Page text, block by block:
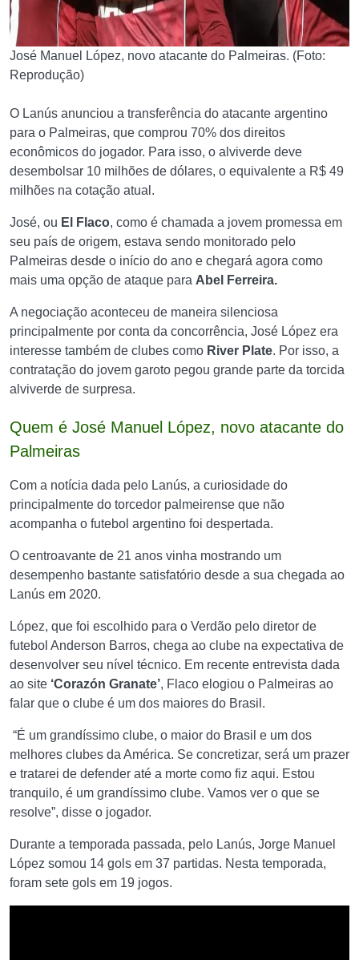
José Manuel López, novo atacante do Palmeiras. (Foto:
Reprodução)
O Lanús anunciou a transferência do atacante argentino
para o Palmeiras, que comprou 70% dos direitos
econômicos do jogador. Para isso, o alviverde deve
desembolsar 10 milhões de dólares, o equivalente a R$ 49
milhões na cotação atual.
José, ou El Flaco, como é chamada a jovem promessa em
seu país de origem, estava sendo monitorado pelo
Palmeiras desde o início do ano e chegará agora como
mais uma opção de ataque para Abel Ferreira.
A negociação aconteceu de maneira silenciosa
principalmente por conta da concorrência, José López era
interesse também de clubes como River Plate. Por isso, a
contratação do jovem garoto pegou grande parte da torcida
alviverde de surpresa.
Quem é José Manuel López, novo atacante do
Palmeiras
Com a notícia dada pelo Lanús, a curiosidade do
principalmente do torcedor palmeirense que não
acompanha o futebol argentino foi despertada.
O centroavante de 21 anos vinha mostrando um
desempenho bastante satisfatório desde a sua chegada ao
Lanús em 2020.
López, que foi escolhido para o Verdão pelo diretor de
futebol Anderson Barros, chega ao clube na expectativa de
desenvolver seu nível técnico. Em recente entrevista dada
ao site ‘Corazón Granate’, Flaco elogiou o Palmeiras ao
falar que o clube é um dos maiores do Brasil.
“É um grandíssimo clube, o maior do Brasil e um dos
melhores clubes da América. Se concretizar, será um prazer
e tratarei de defender até a morte como fiz aqui. Estou
tranquilo, é um grandíssimo clube. Vamos ver o que se
resolve”, disse o jogador.
Durante a temporada passada, pelo Lanús, Jorge Manuel
López somou 14 gols em 37 partidas. Nesta temporada,
foram sete gols em 19 jogos.